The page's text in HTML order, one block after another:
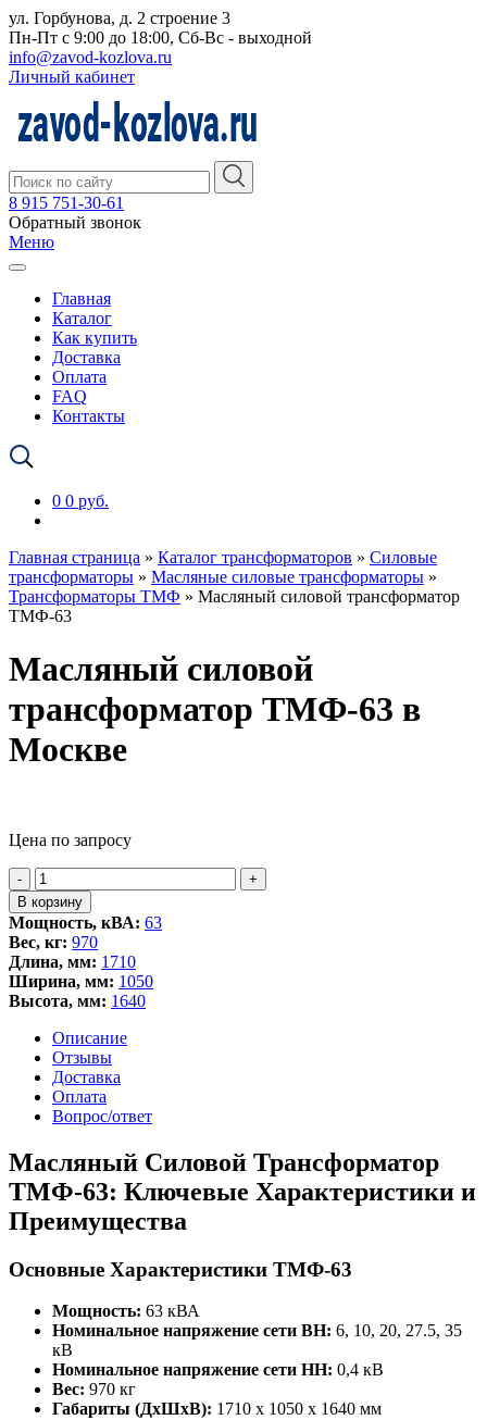
ул. Горбунова, д. 2 строение 3
Пн-Пт с 9:00 до 18:00, Сб-Вс - выходной
info@zavod-kozlova.ru
Личный кабинет
8 915 751-30-61
Обратный звонок
Меню
Главная
Каталог
Как купить
Доставка
Оплата
FAQ
Контакты
0 0 руб.
Главная страница » Каталог трансформаторов » Силовые
трансформаторы » Масляные силовые трансформаторы »
Трансформаторы ТМФ » Масляный силовой трансформатор
ТМФ-63
Масляный силовой
трансформатор ТМФ-63 в
Москве
Цена по запросу
-
Количество
товара
Масляный
силовой
трансформатор
ТМФ-63
+
В корзину
Мощность, кВА: 63
Вес, кг: 970
Длина, мм: 1710
Ширина, мм: 1050
Высота, мм: 1640
Описание
Отзывы
Доставка
Оплата
Вопрос/ответ
Масляный Силовой Трансформатор
ТМФ-63: Ключевые Характеристики и
Преимущества
Основные Характеристики ТМФ-63
Мощность: 63 кВА
Номинальное напряжение сети ВН: 6, 10, 20, 27.5, 35
кВ
Номинальное напряжение сети НН: 0,4 кВ
Вес: 970 кг
Габариты (ДхШхВ): 1710 x 1050 x 1640 мм